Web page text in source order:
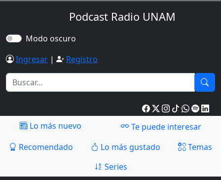
Podcast Radio UNAM
Modo oscuro
Ingresar | Registro
Lo más nuevo
Te puede interesar
Recomendado
Lo más gustado
Temas
Series